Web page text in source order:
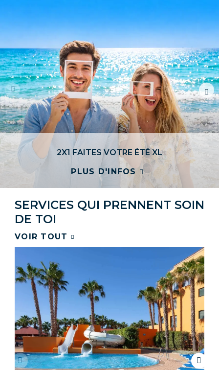
2X1 FAITES VOTRE ÉTÉ XL
PLUS D'INFOS
SERVICES QUI PRENNENT SOIN
DE TOI​
VOIR TOUT